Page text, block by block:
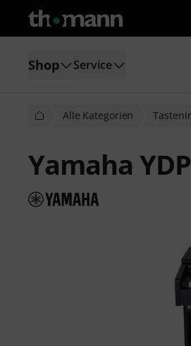
Shop Service
Alle Kategorien
Yamaha